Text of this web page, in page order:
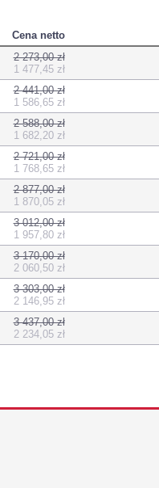
Cena netto
2 273,00 zł
1 477,45 zł
2 441,00 zł
1 586,65 zł
2 588,00 zł
1 682,20 zł
2 721,00 zł
1 768,65 zł
2 877,00 zł
1 870,05 zł
3 012,00 zł
1 957,80 zł
3 170,00 zł
2 060,50 zł
3 303,00 zł
2 146,95 zł
3 437,00 zł
2 234,05 zł